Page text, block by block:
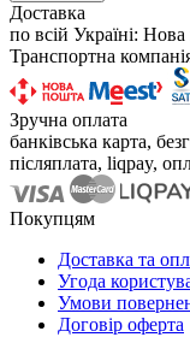
Доставка
по всій Україні: Нова
Транспортна
Зручна оплата
банківська карта,
післяплата, liqpay,
Покупцям
Доставка та
Угода
Умови
Договір оферта